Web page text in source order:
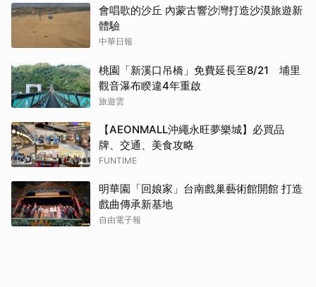
會唱歌的沙丘 內蒙古響沙灣打造沙漠旅遊新
體驗
中華日報
桃園「新溪口吊橋」免費延長至8/21 埔里
觀音瀑布睽違4年重啟
旅遊雲
【AEONMALL沖繩永旺夢樂城】必買品
牌、交通、美食攻略
FUNTIME
明華園「回娘家」台南戲巢藝術館開館 打造
戲曲傳承新基地
自由電子報